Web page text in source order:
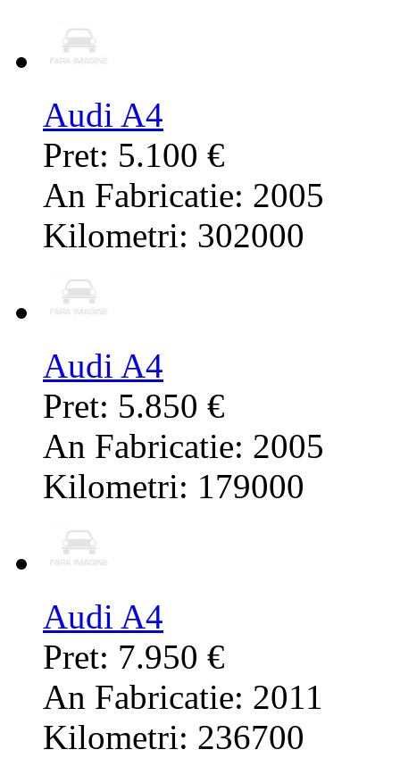
Audi A4
Pret: 5.100 €
An Fabricatie: 2005
Kilometri: 302000
Audi A4
Pret: 5.850 €
An Fabricatie: 2005
Kilometri: 179000
Audi A4
Pret: 7.950 €
An Fabricatie: 2011
Kilometri: 236700